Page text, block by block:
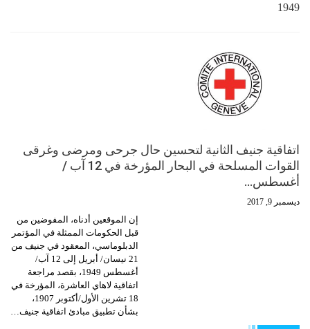
1949
اتفاقية جنيف الثانية لتحسين حال جرحى ومرضى وغرقى
القوات المسلحة في البحار المؤرخة في 12 آب /
أغسطس…
ديسمبر 9, 2017
إن الموقعين أدناه، المفوضين من
قبل الحكومات الممثلة في المؤتمر
الدبلوماسي، المعقود في جنيف من
21 نيسان/ أبريل إلى 12 آب/
أغسطس 1949، بقصد مراجعة
اتفاقية لاهاي العاشرة، المؤرخة في
18 تشرين الأول/أكتوبر 1907،
بشأن تطبيق مبادئ اتفاقية جنيف…